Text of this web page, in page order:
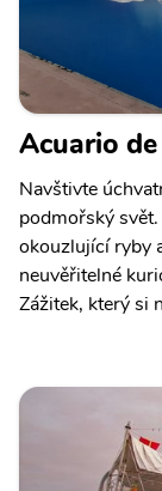
Acuario
Navštivte
podmořský
okouzlující ryby
neuvěřitelné
Zážitek, který si